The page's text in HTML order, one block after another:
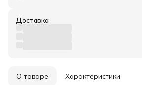
Доставка
О товаре Характеристики